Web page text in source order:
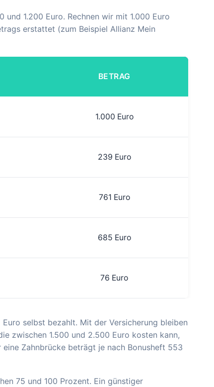
1.200 Euro. Rechnen wir mit 1.000 Euro
erstattet (zum Beispiel Allianz Mein
BETRAG
1.000 Euro
239 Euro
761 Euro
685 Euro
76 Euro
selbst bezahlt. Mit der Versicherung bleiben
zwischen 1.500 und 2.500 Euro kosten kann,
Zahnbrücke beträgt je nach Bonusheft 553
75 und 100 Prozent. Ein günstiger